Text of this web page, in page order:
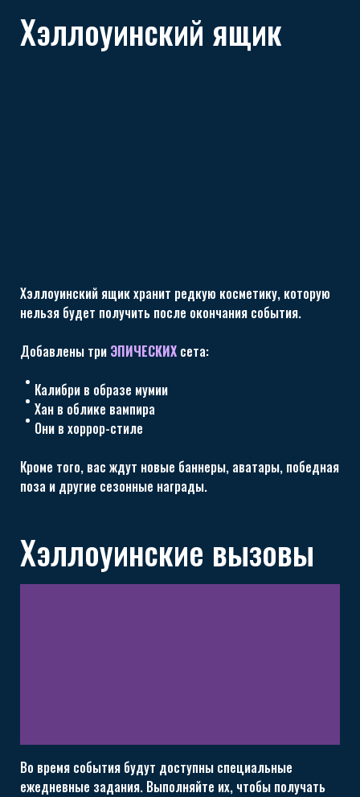
Хэллоуинский ящик
Хэллоуинский ящик хранит редкую косметику, которую
нельзя будет получить после окончания события.
Добавлены три ЭПИЧЕСКИХ сета:
Калибри в образе мумии
Хан в облике вампира
Они в хоррор-стиле
Кроме того, вас ждут новые баннеры, аватары, победная
поза и другие сезонные награды.
Хэллоуинские вызовы
Во время события будут доступны специальные
ежедневные задания. Выполняйте их, чтобы получать